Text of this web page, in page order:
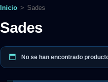
Inicio > Sades
Sades
No se han encontrado